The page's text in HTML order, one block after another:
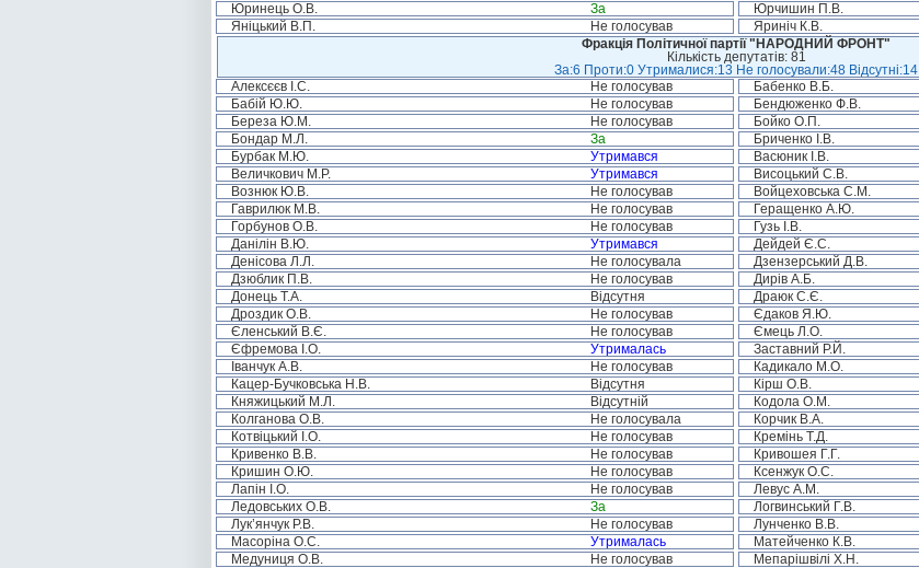
Юринець О.В.
За Юрчишин П.В.
Яніцький В.П.
Не голосував Яриніч К.В.
Фракція Політичної партії "НАРОДНИЙ ФРОНТ"
Кількість депутатів: 81
За:6 Проти:0 Утрималися:13 Не голосували:48 Відсутні:14
Алексєєв І.С.
Не голосував Бабенко В.Б.
Бабій Ю.Ю.
Не голосував Бендюженко Ф.В.
Береза Ю.М.
Не голосував Бойко О.П.
Бондар М.Л.
За Бриченко І.В.
Бурбак М.Ю.
Утримався Васюник І.В.
Величкович М.Р.
Утримався Висоцький С.В.
Вознюк Ю.В.
Не голосував Войцеховська С.М.
Гаврилюк М.В.
Не голосував Геращенко А.Ю.
Горбунов О.В.
Не голосував Гузь І.В.
Данілін В.Ю.
Утримався Дейдей Є.С.
Денісова Л.Л.
Не голосувала Дзензерський Д.В.
Дзюблик П.В.
Не голосував Дирів А.Б.
Донець Т.А.
Відсутня Драюк С.Є.
Дроздик О.В.
Не голосував Єдаков Я.Ю.
Єленський В.Є.
Не голосував Ємець Л.О.
Єфремова І.О.
Утрималась Заставний Р.Й.
Іванчук А.В.
Не голосував Кадикало М.О.
Кацер-Бучковська Н.В.
Відсутня Кірш О.В.
Княжицький М.Л.
Відсутній Кодола О.М.
Колганова О.В.
Не голосувала Корчик В.А.
Котвіцький І.О.
Не голосував Кремінь Т.Д.
Кривенко В.В.
Не голосував Кривошея Г.Г.
Кришин О.Ю.
Не голосував Ксенжук О.С.
Лапін І.О.
Не голосував Левус А.М.
Ледовських О.В.
За Логвинський Г.В.
Лук’янчук Р.В.
Не голосував Лунченко В.В.
Масоріна О.С.
Утрималась Матейченко К.В.
Медуниця О.В.
Не голосував Мепарішвілі Х.Н.